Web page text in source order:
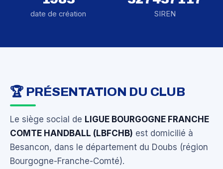
date de création SIREN
🏆 PRÉSENTATION DU CLUB
Le siège social de LIGUE BOURGOGNE FRANCHE
COMTE HANDBALL (LBFCHB) est domicilié à
Besancon, dans le département du Doubs (région
Bourgogne-Franche-Comté).